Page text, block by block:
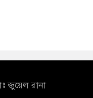
জুয়েল রানা